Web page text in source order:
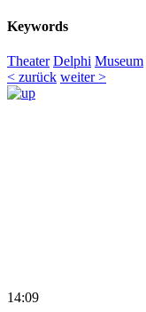
Keywords
Theater Delphi Museum
< zurück weiter >
14:09